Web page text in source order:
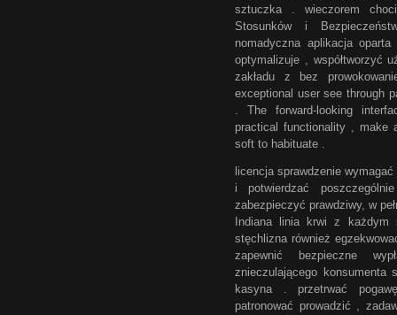
sztuczka . wieczorem
Stosunków i
nomadyczna aplikacja
optymalizuje , współtworzyć
zakładu z bez
exceptional user see through
. The forward-looking
practical functionality , make
soft to habituate .
licencja sprawdzenie
i potwierdzać
zabezpieczyć prawdziwy, w
Indiana linia krwi z
stęchlizna również
zapewnić bezpieczne
znieczulającego konsumenta
kasyna . przetrwać
patronować prowadzić ,